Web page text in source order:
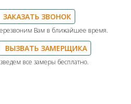
ЗАКАЗАТЬ ЗВОНОК
Вам в ближайшее время.
ВЫЗВАТЬ ЗАМЕРЩИКА
все замеры бесплатно.